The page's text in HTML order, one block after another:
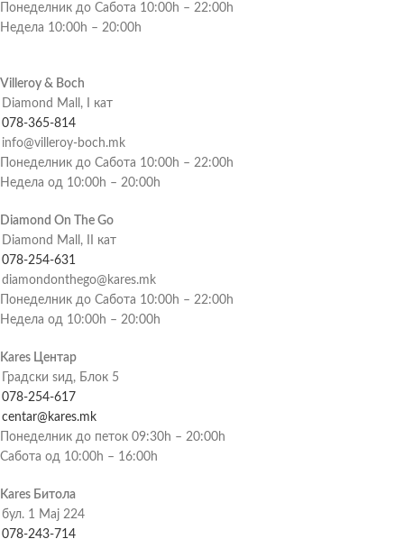
Понеделник до Сабота 10:00h – 22:00h
Недела 10:00h – 20:00h
Villeroy & Boch
Diamond Mall, I кат
078-365-814
info@villeroy-boch.mk
Понеделник до Сабота 10:00h – 22:00h
Недела од 10:00h – 20:00h
Diamond On The Go
Diamond Mall, II кат
078-254-631
diamondonthego@kares.mk
Понеделник до Сабота 10:00h – 22:00h
Недела од 10:00h – 20:00h
Kares Центар
Градски ѕид, Блок 5
078-254-617
centar@kares.mk
Понеделник до петок 09:30h – 20:00h
Сабота од 10:00h – 16:00h
Kares Битола
бул. 1 Мај 224
078-243-714